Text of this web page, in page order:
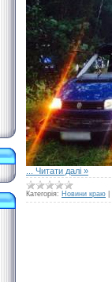
Читати далі »
Категорія: Новини краю